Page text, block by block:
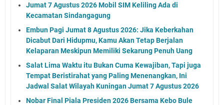
Jumat 7 Agustus 2026 Mobil SIM Keliling Ada di
Kecamatan Sindangagung
Embun Pagi Jumat 8 Agustus 2026: Jika Keberkahan
Dicabut Dari Hidupmu, Kamu Akan Tetap Berjalan
Kelaparan Meskipun Memiliki Sekarung Penuh Uang
Salat Lima Waktu itu Bukan Cuma Kewajiban, Tapi juga
Tempat Beristirahat yang Paling Menenangkan, Ini
Jadwal Salat Wilayah Kuningan Jumat 7 Agustus 2026
Nobar Final Piala Presiden 2026 Bersama Kebo Bule